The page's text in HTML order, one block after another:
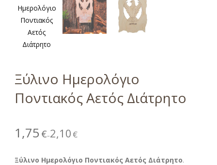
Ξύλινο Ημερολόγιο
Ποντιακός Αετός Διάτρητο
1,75 €–2,10 €
Ξύλινο Ημερολόγιο Ποντιακός Αετός Διάτρητο.